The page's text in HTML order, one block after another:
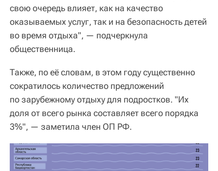
свою очередь влияет, как на качество
оказываемых услуг, так и на безопасность детей
во время отдыха", — подчеркнула
общественница.
Также, по её словам, в этом году существенно
сократилось количество предложений
по зарубежному отдыху для подростков. "Их
доля от всего рынка составляет всего порядка
3%", — заметила член ОП РФ.